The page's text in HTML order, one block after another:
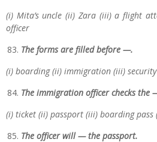
(i) Mita’s uncle (ii) Zara (iii) a flight
officer
The forms are filled before —.
(i) boarding (ii) immigration (iii) security
The immigration officer checks the
(i) ticket (ii) passport (iii) boarding pass
The officer will — the passport.